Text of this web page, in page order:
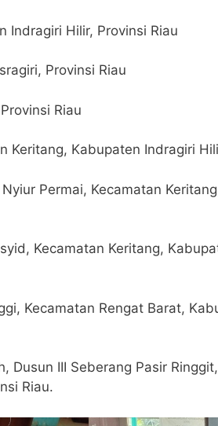
Indragiri Hilir, Provinsi Riau
Provinsi Riau
Riau
Keritang, Kabupaten Indragiri
Permai, Kecamatan
Kecamatan Keritang,
Kecamatan Rengat Barat,
Dusun III Seberang Pasir
Riau.